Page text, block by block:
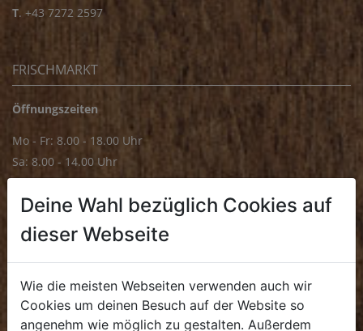
T. +43 7272 2597
FRISCHMARKT
Öffnungszeiten
Mo - Fr: 8.00 - 18.00 Uhr
Sa: 8.00 - 14.00 Uhr
Mo - Fr: 8.00 - 16.00 Uhr
. +43 7272 4859 70
Deine Wahl bezüglich Cookies auf
dieser Webseite
Wie die meisten Webseiten verwenden auch wir
Cookies um deinen Besuch auf der Website so
angenehm wie möglich zu gestalten. Außerdem